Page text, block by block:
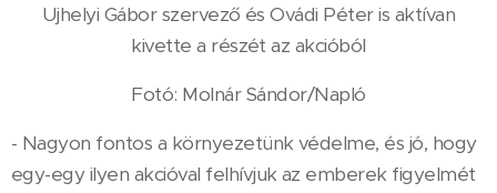
Ujhelyi Gábor szervező és Ovádi Péter is aktívan
kivette a részét az akcióból
Fotó: Molnár Sándor/Napló
- Nagyon fontos a környezetünk védelme, és jó, hogy
egy-egy ilyen akcióval felhívjuk az emberek figyelmét